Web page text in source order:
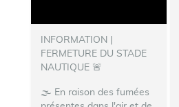
INFORMATION |
FERMETURE DU STADE
NAUTIQUE 🚨
🌫️ En raison des fumées